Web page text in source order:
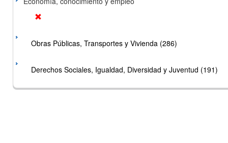
Obras Públicas, Transportes y Vivienda (286)
Derechos Sociales, Igualdad, Diversidad y Juventud (191)